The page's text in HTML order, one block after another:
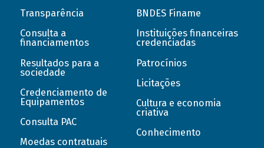
Transparência
Consulta a
financiamentos
Resultados para a
sociedade
Credenciamento de
Equipamentos
Consulta PAC
Moedas contratuais
BNDES Finame
Instituições financeiras
credenciadas
Patrocínios
Licitações
Cultura e economia
criativa
Conhecimento